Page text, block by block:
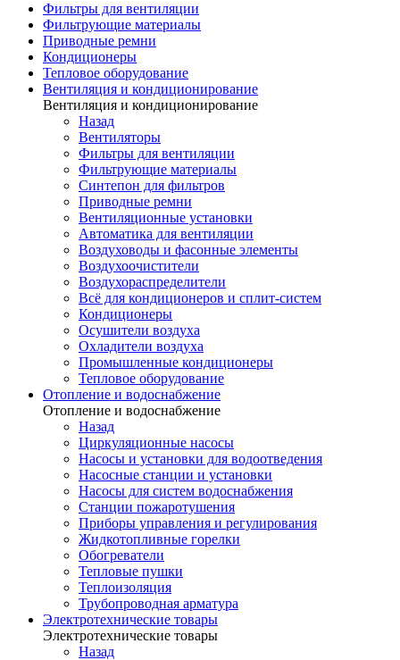
Фильтры для вентиляции
Фильтрующие материалы
Приводные ремни
Кондиционеры
Тепловое оборудование
Вентиляция и кондиционирование
Вентиляция и кондиционирование
Назад
Вентиляторы
Фильтры для вентиляции
Фильтрующие материалы
Синтепон для фильтров
Приводные ремни
Вентиляционные установки
Автоматика для вентиляции
Воздуховоды и фасонные элементы
Воздухоочистители
Воздухораспределители
Всё для кондиционеров и сплит-систем
Кондиционеры
Осушители воздуха
Охладители воздуха
Промышленные кондиционеры
Тепловое оборудование
Отопление и водоснабжение
Отопление и водоснабжение
Назад
Циркуляционные насосы
Насосы и установки для водоотведения
Насосные станции и установки
Насосы для систем водоснабжения
Станции пожаротушения
Приборы управления и регулирования
Жидкотопливные горелки
Обогреватели
Тепловые пушки
Теплоизоляция
Трубопроводная арматура
Электротехнические товары
Электротехнические товары
Назад